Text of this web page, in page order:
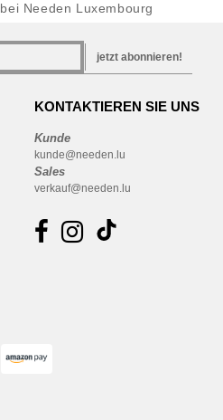
bei Needen Luxembourg
jetzt abonnieren!
KONTAKTIEREN SIE UNS
Kunde
kunde@needen.lu
Sales
verkauf@needen.lu